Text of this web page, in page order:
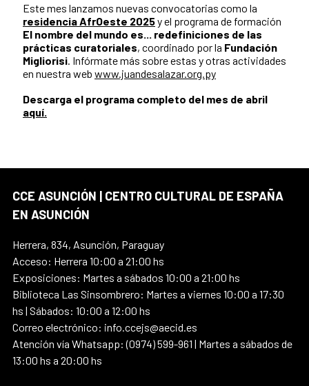
Este mes lanzamos nuevas convocatorias como la
residencia AfrOeste 2025y el programa de formación
El nombre del mundo es... redefiniciones de las
prácticas curatoriales, coordinado por la Fundación
Migliorisi. Infórmate más sobre estas y otras actividades
en nuestra web www.juandesalazar.org.py
Descarga el programa completo del mes de abril
aquí.
CCE ASUNCIÓN | CENTRO CULTURAL DE ESPAÑA
EN ASUNCIÓN
Herrera, 834, Asunción, Paraguay
Acceso: Herrera 10:00 a 21:00 hs
Exposiciones: Martes a sábados 10:00 a 21:00 hs
Biblioteca Las Sinsombrero: Martes a viernes 10:00 a 17:30
hs | Sábados: 10:00 a 12:00 hs
Correo electrónico: info.ccejs@aecid.es
Atención vía Whatsapp: (0974) 599-961 | Martes a sábados de
13:00 hs a 20:00 hs